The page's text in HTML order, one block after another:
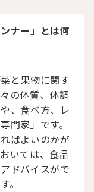
ナー」とは何
と果物に関す
の体質、体調
、食べ方、レ
門家」です。
ばよいのかが
いては、食品
ドバイスがで
。